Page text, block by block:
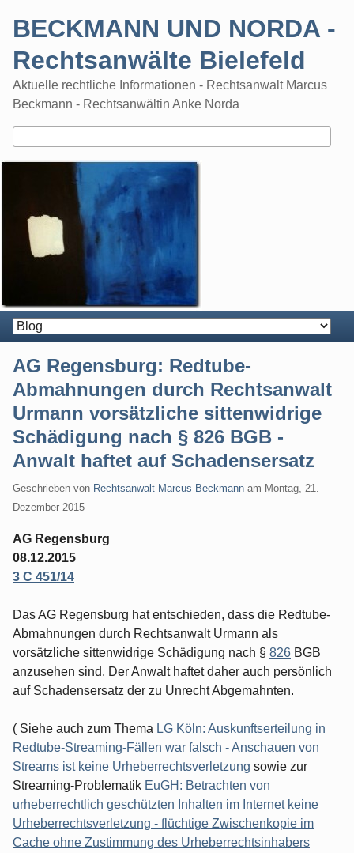
BECKMANN UND NORDA -
Rechtsanwälte Bielefeld
Aktuelle rechtliche Informationen - Rechtsanwalt Marcus
Beckmann - Rechtsanwältin Anke Norda
AG Regensburg: Redtube-
Abmahnungen durch Rechtsanwalt
Urmann vorsätzliche sittenwidrige
Schädigung nach § 826 BGB -
Anwalt haftet auf Schadensersatz
Geschrieben von Rechtsanwalt Marcus Beckmann am Montag, 21.
Dezember 2015
AG Regensburg
08.12.2015
3 C 451/14
Das AG Regensburg hat entschieden, dass die Redtube-
Abmahnungen durch Rechtsanwalt Urmann als
vorsätzliche sittenwidrige Schädigung nach § 826 BGB
anzusehen sind. Der Anwalt haftet daher auch persönlich
auf Schadensersatz der zu Unrecht Abgemahnten.
( Siehe auch zum Thema LG Köln: Auskunftserteilung in
Redtube-Streaming-Fällen war falsch - Anschauen von
Streams ist keine Urheberrechtsverletzung sowie zur
Streaming-Problematik EuGH: Betrachten von
urheberrechtlich geschützten Inhalten im Internet keine
Urheberrechtsverletzung - flüchtige Zwischenkopie im
Cache ohne Zustimmung des Urheberrechtsinhabers